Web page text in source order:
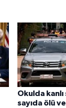
Okulda kanlı
sayıda ölü